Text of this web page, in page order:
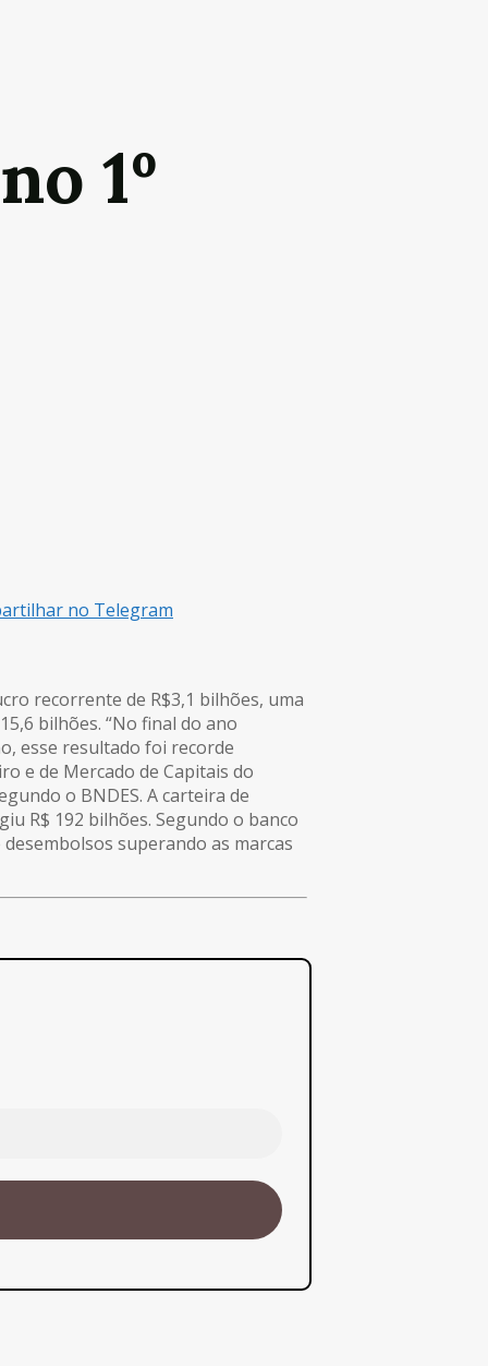
1º
no Telegram
recorrente de R$3,1 bilhões, uma
bilhões. “No final do ano
esse resultado foi recorde
e de Mercado de Capitais do
o BNDES. A carteira de
R$ 192 bilhões. Segundo o banco
superando as marcas